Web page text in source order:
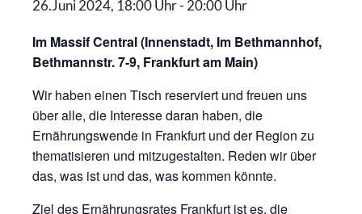
26.Juni 2024, 18:00 Uhr- 20:00 Uhr
Im Massif Central (Innenstadt, Im Bethmannhof,
Bethmannstr. 7-9, Frankfurt am Main)
Wir haben einen Tisch reserviert und freuen uns
über alle, die Interesse daran haben, die
Ernährungswende in Frankfurt und der Region zu
thematisieren und mitzugestalten. Reden wir über
das, was ist und das, was kommen könnte.
Ziel des Ernährungsrates Frankfurt ist es, die